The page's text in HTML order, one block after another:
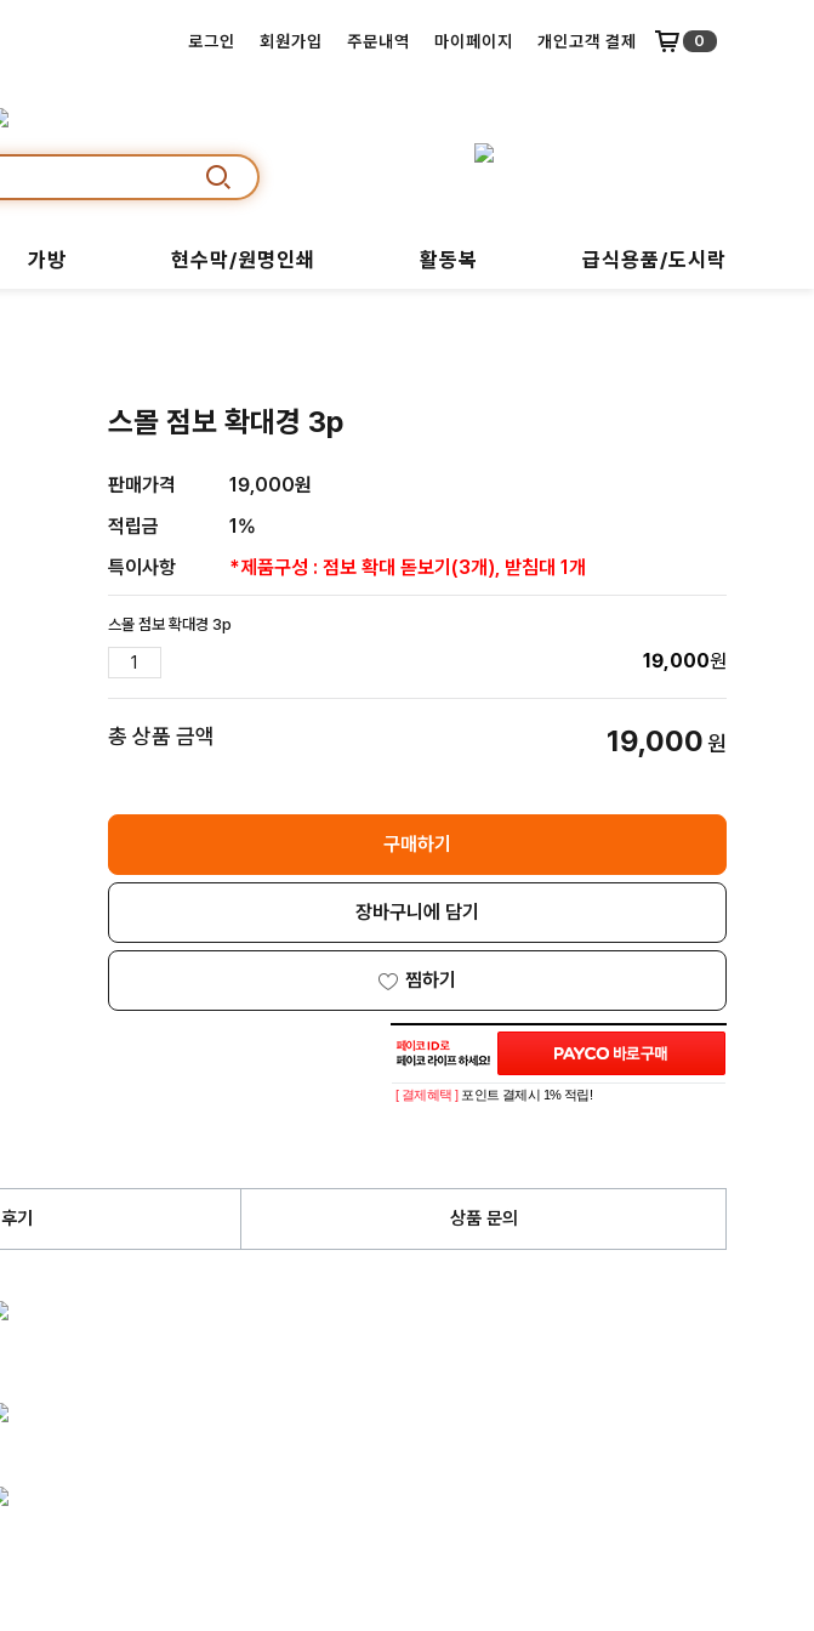
로그인 회원가입 주문내역 마이페이지 개인고객 결제 0
가방 현수막/원명인쇄 활동복 급식용품/도시락
스몰 점보 확대경 3p
판매가격 19,000원
적립금
1%
특이사항
*제품구성 : 점보 확대 돋보기(3개), 받침대 1개
스몰 점보 확대경 3p
19,000원
총 상품 금액 19,000원
구매하기
장바구니에 담기
찜하기
[ 결제혜택 ] 포인트 결제시 1% 적립!
기 상품 문의